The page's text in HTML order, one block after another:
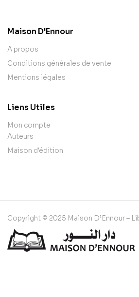
Maison D'Ennour
A propos
Conditions générales de vente
Mentions légales
Liens Utiles
Mon compte
Auteurs
Maison d'édition
Copyright © 2025 Maison D’Ennour –